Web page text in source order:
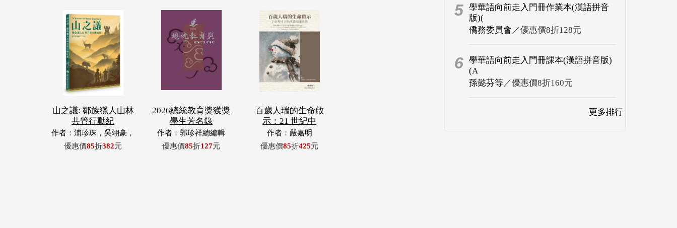
山之議: 鄒族獵人山林
共管行動紀
作者：浦珍珠，吳翊豪，
呂翊齊，張惠東，許玉
優惠價85折382元
2026總統教育獎獲獎
學生芳名錄
作者：郭珍祥總編輯
優惠價85折127元
百歲人瑞的生命啟
示：21 世紀中
作者：嚴嘉明
優惠價85折425元
5 學華語向前走入門冊作業本(漢語拼音
版)(
僑務委員會 ／優惠價8折128元
6 學華語向前走入門冊課本(漢語拼音版)
(A
孫懿芬等／優惠價8折160元
更多排行